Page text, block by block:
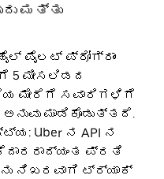
ಮತ್ತು
ಪೈಲಟ್ ಪ್ರೋಗ್ರಾಂ
5 ಮೀಸಲಿಡದ
ಮೇರೆಗೆ ಸವಾರಿಗಳಿಗೆ
ಮಾಡಿಕೊಡುತ್ತದೆ.
Uber ನ API ನ
ಪ್ರತಿ
ನಿಖರವಾಗಿ ಟ್ರ್ಯಾಕ್